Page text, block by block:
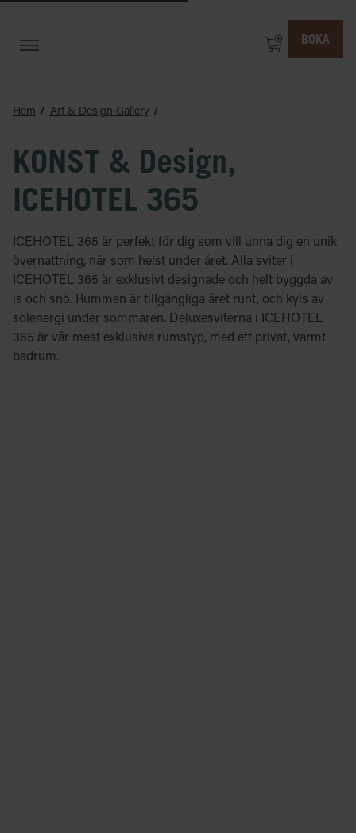
BOKA
Hem Art & Design Gallery
KONST & Design,
ICEHOTEL 365
ICEHOTEL 365 är perfekt för dig som vill unna dig en unik
övernattning, när som helst under året. Alla sviter i
ICEHOTEL 365 är exklusivt designade och helt byggda av
is och snö. Rummen är tillgängliga året runt, och kyls av
solenergi under sommaren. Deluxesviterna i ICEHOTEL
365 är vår mest exklusiva rumstyp, med ett privat, varmt
badrum.